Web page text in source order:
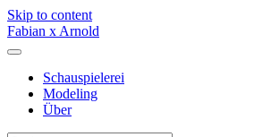
Skip to content
Fabian x Arnold
Schauspielerei
Modeling
Über